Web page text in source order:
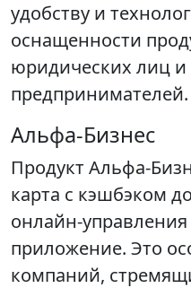
удобству и
оснащенности
юридических лиц
предпринимателей.
Альфа-Бизнес
Продукт Альфа-
карта с кэшбэком
онлайн-
приложение. Это
компаний,